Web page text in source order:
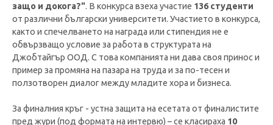
защо и докога?". В конкурса взеха участие 136 студенти
от различни български университети. Участието в конкурса,
както и спечелването на награда или стипендия не е
обвързващо условие за работа в структурата на
Джобтайгър ООД. С това компанията ни дава своя принос и
пример за промяна на пазара на труда и за по-тесен и
ползотворен диалог между младите хора и бизнеса.
За финалния кръг - устна защита на есетата от финалистите
пред жури (под формата на интервю) – се класираха 10